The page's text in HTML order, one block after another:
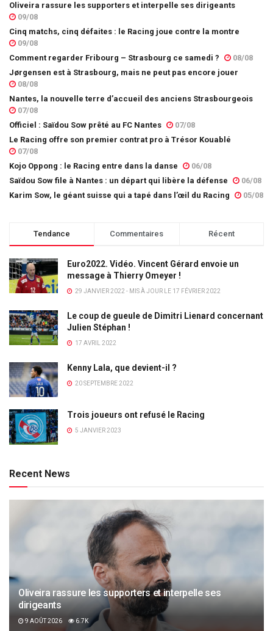
Oliveira rassure les supporters et interpelle ses dirigeants
09/08
Cinq matchs, cinq défaites : le Racing joue contre la montre
09/08
Comment regarder Fribourg – Strasbourg ce samedi ?
08/08
Jørgensen est à Strasbourg, mais ne peut pas encore jouer
08/08
Nantes, la nouvelle terre d’accueil des anciens Strasbourgeois
07/08
Officiel : Saïdou Sow prêté au FC Nantes
07/08
Le Racing offre son premier contrat pro à Trésor Kouablé
07/08
Kojo Oppong : le Racing entre dans la danse
06/08
Saïdou Sow file à Nantes : un départ qui libère la défense
06/08
Karim Sow, le géant suisse qui a tapé dans l’œil du Racing
05/08
Tendance Commentaires Récent
Euro2022. Vidéo. Vincent Gérard envoie un
message à Thierry Omeyer !
29 JANVIER 2022 - MIS À JOUR LE 17 FÉVRIER 2022
Le coup de gueule de Dimitri Lienard concernant
Julien Stéphan !
17 AVRIL 2022
Kenny Lala, que devient-il ?
20 SEPTEMBRE 2022
Trois joueurs ont refusé le Racing
5 JANVIER 2023
Recent News
Oliveira rassure les supporters et interpelle ses
dirigeants
9 AOÛT 2026 6.7K